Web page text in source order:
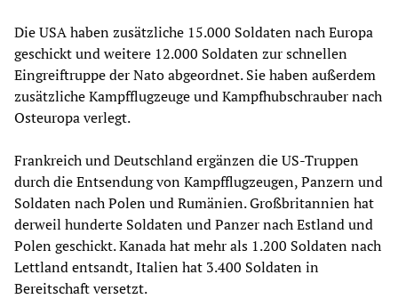
Die USA haben zusätzliche 15.000 Soldaten nach Europa
geschickt und weitere 12.000 Soldaten zur schnellen
Eingreiftruppe der Nato abgeordnet. Sie haben außerdem
zusätzliche Kampfflugzeuge und Kampfhubschrauber nach
Osteuropa verlegt.
Frankreich und Deutschland ergänzen die US-Truppen
durch die Entsendung von Kampfflugzeugen, Panzern und
Soldaten nach Polen und Rumänien. Großbritannien hat
derweil hunderte Soldaten und Panzer nach Estland und
Polen geschickt. Kanada hat mehr als 1.200 Soldaten nach
Lettland entsandt, Italien hat 3.400 Soldaten in
Bereitschaft versetzt.